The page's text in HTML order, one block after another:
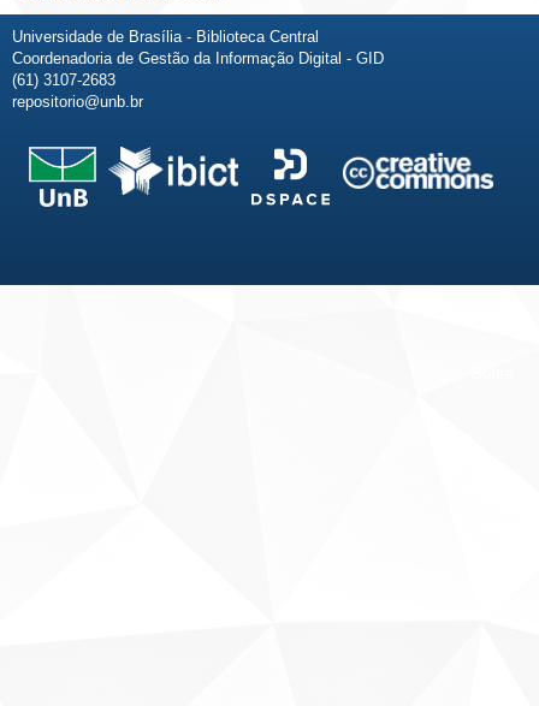
Universidade de Brasília - Biblioteca Central
Coordenadoria de Gestão da Informação Digital - GID
(61) 3107-2683
repositorio@unb.br